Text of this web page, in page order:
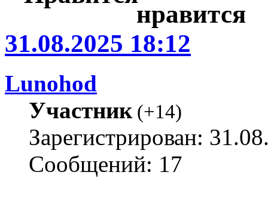
31.08.2025 18:12
Lunohod
Участник(+14)
Зарегистрирован:
Сообщений: 17